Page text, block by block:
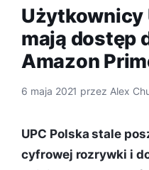
Użytkownicy
mają dostęp
Amazon
6 maja 2021 przezAlex
UPC Polska stale
cyfrowej rozrywki i